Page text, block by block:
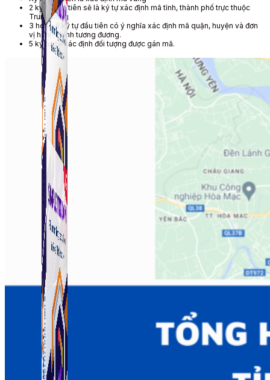
Simple Tikdown
Công cụ giúp bạn tải video Tiktok không có logo
nhanh chóng.
ATP Link
Tạo Bio Link nhanh chóng chỉ với vài click chuột
2 ký tự đầu tiên sẽ là ký tự xác định mã tỉnh, thành phố trực thuộc
Trung ương
3 hoặc 4 ký tự đầu tiên có ý nghĩa xác định mã quận, huyện và đơn
vị hành chính tương đương.
5 ký tự sẽ xác định đối tượng được gán mã.